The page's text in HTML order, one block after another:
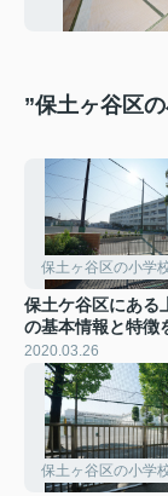
”保土ヶ谷区
保土ヶ谷区の小学
保土ケ谷区にある
の基本情報と特徴
2020.03.26
保土ヶ谷区の小学